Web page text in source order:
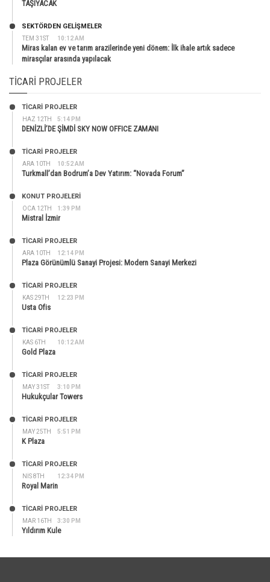
TAŞIYACAK
TEM 31ST 10:12 AM
SEKTÖRDEN GELIŞMELER
Miras kalan ev ve tarım arazilerinde yeni dönem: İlk ihale artık sadece
mirasçılar arasında yapılacak
TICARI PROJELER
HAZ 12TH 5:14 PM
TİCARİ PROJELER
DENİZLİ’DE ŞİMDİ SKY NOW OFFICE ZAMANI
ARA 10TH 10:52 AM
TİCARİ PROJELER
Turkmall’dan Bodrum’a Dev Yatırım: “Novada Forum”
OCA 12TH 1:39 PM
KONUT PROJELERI
Mistral İzmir
ARA 10TH 12:14 PM
TİCARİ PROJELER
Plaza Görünümlü Sanayi Projesi: Modern Sanayi Merkezi
KAS 29TH 12:23 PM
TİCARİ PROJELER
Usta Ofis
KAS 6TH 10:12 AM
TİCARİ PROJELER
Gold Plaza
MAY 31ST 3:10 PM
TİCARİ PROJELER
Hukukçular Towers
MAY 25TH 5:51 PM
TİCARİ PROJELER
K Plaza
NIS 8TH 12:34 PM
TİCARİ PROJELER
Royal Marin
MAR 16TH 3:30 PM
TİCARİ PROJELER
Yıldırım Kule